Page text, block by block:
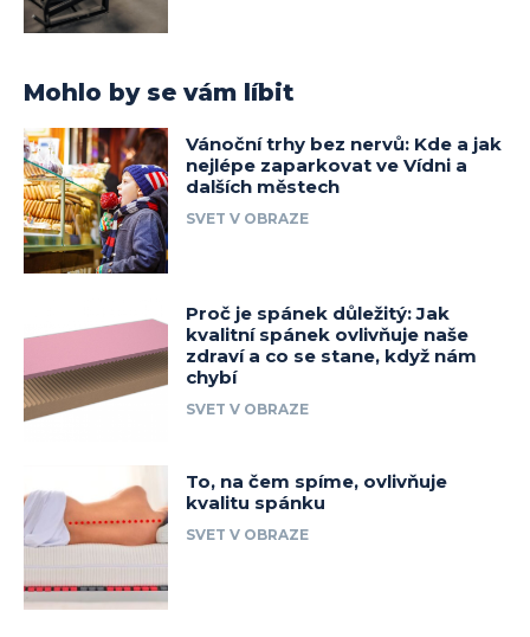
Mohlo by se vám líbit
Vánoční trhy bez nervů: Kde a jak
nejlépe zaparkovat ve Vídni a
dalších městech
SVET V OBRAZE
Proč je spánek důležitý: Jak
kvalitní spánek ovlivňuje naše
zdraví a co se stane, když nám
chybí
SVET V OBRAZE
To, na čem spíme, ovlivňuje
kvalitu spánku
SVET V OBRAZE